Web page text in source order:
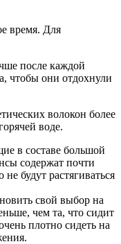
время. Для
после каждой
чтобы они отдохнули
волокон более
воде.
в составе большой
содержат почти
будут растягиваться
свой выбор на
чем та, что сидит
плотно сидеть на